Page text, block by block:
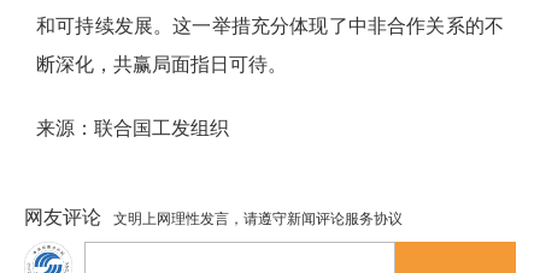
和可持续发展。这一举措充分体现了中非合作关系的不
断深化，共赢局面指日可待。
来源：联合国工发组织
网友评论 文明上网理性发言，请遵守新闻评论服务协议